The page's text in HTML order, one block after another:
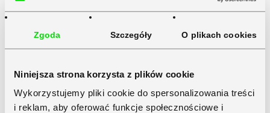
Zgoda Szczegóły O plikach cookies
Niniejsza strona korzysta z plików cookie
Wykorzystujemy pliki cookie do spersonalizowania treści
i reklam, aby oferować funkcje społecznościowe i